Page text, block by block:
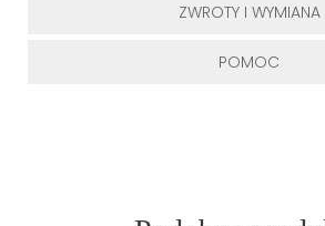
ZWROTY I WYMIANA
POMOC